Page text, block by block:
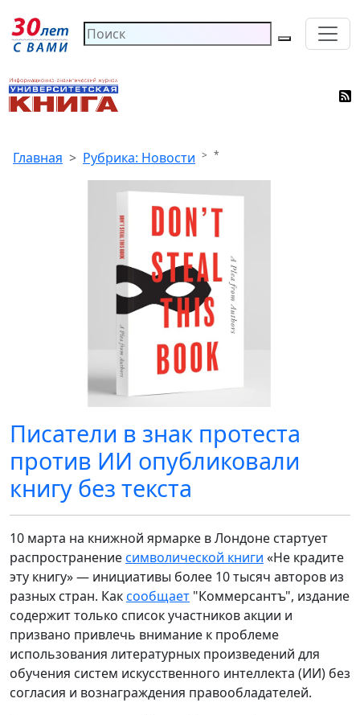
Главная Рубрика: Новости *
Писатели в знак протеста
против ИИ опубликовали
книгу без текста
10 марта на книжной ярмарке в Лондоне стартует
распространениесимволической книги «Не крадите
эту книгу» — инициативы более 10 тысяч авторов из
разных стран. Каксообщает "Коммерсантъ", издание
содержит только список участников акции и
призвано привлечь внимание к проблеме
использования литературных произведений для
обучения систем искусственного интеллекта (ИИ) без
согласия и вознаграждения правообладателей.